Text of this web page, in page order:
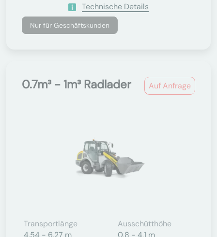
Technische Details
Nur für Geschäftskunden
Auf Anfrage
0.7m³ - 1m³ Radlader
Transportlänge
4,54 - 6,27 m
Ausschütthöhe
0,8 - 4,1 m